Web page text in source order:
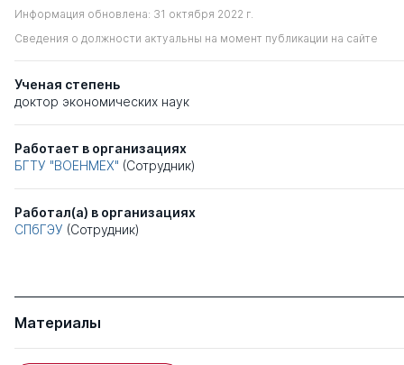
Информация обновлена: 31 октября 2022 г.
Сведения о должности актуальны на момент публикации на сайте
Ученая степень
доктор экономических наук
Работает в организациях
БГТУ "ВОЕНМЕХ" (Сотрудник)
Работал(а) в организациях
СПбГЭУ (Сотрудник)
Материалы